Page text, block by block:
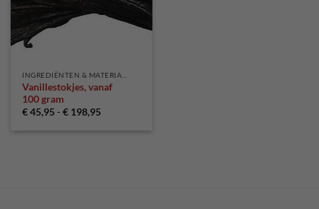
Vanillestokjes, vanaf
100 gram
€45,95 - € 198,95